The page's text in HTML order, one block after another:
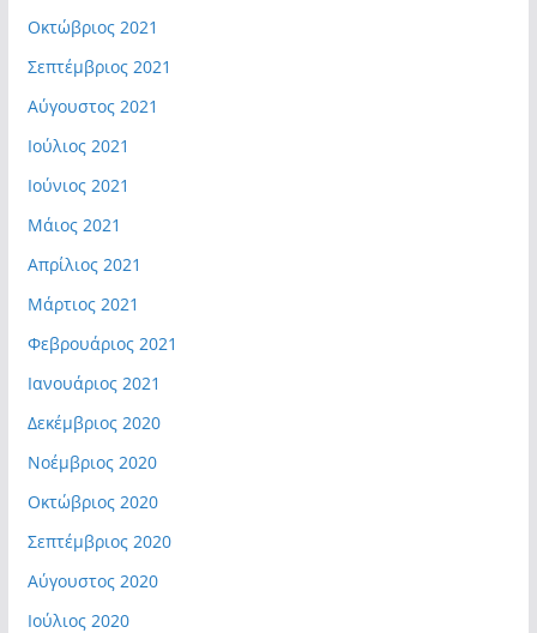
Οκτώβριος 2021
Σεπτέμβριος 2021
Αύγουστος 2021
Ιούλιος 2021
Ιούνιος 2021
Μάιος 2021
Απρίλιος 2021
Μάρτιος 2021
Φεβρουάριος 2021
Ιανουάριος 2021
Δεκέμβριος 2020
Νοέμβριος 2020
Οκτώβριος 2020
Σεπτέμβριος 2020
Αύγουστος 2020
Ιούλιος 2020